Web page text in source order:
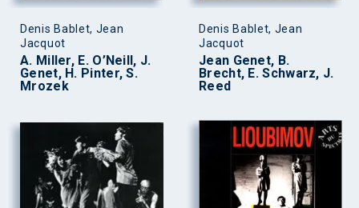
Denis Bablet, Jean
Jacquot
A. Miller, E. O’Neill, J.
Genet, H. Pinter, S.
Mrozek
Denis Bablet, Jean
Jacquot
Jean Genet, B.
Brecht, E. Schwarz, J.
Reed